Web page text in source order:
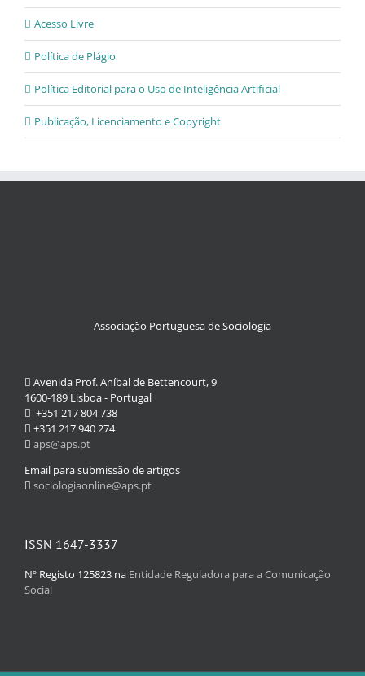
Acesso Livre
Política de Plágio
Política Editorial para o Uso de Inteligência Artificial
Publicação, Licenciamento e Copyright
Associação Portuguesa de Sociologia
Avenida Prof. Aníbal de Bettencourt, 9
1600-189 Lisboa - Portugal
+351 217 804 738
+351 217 940 274
aps@aps.pt
Email para submissão de artigos
sociologiaonline@aps.pt
ISSN 1647-3337
Nº Registo 125823 na Entidade Reguladora para a Comunicação
Social